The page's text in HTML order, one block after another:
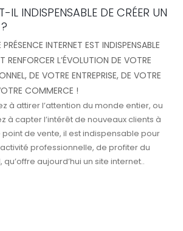
IL INDISPENSABLE DE CRÉER UN
INTERNET EST INDISPENSABLE
RENFORCER L’ÉVOLUTION DE VOTRE
DE VOTRE ENTREPRISE, DE VOTRE
COMMERCE !
à attirer l’attention du monde entier, ou
à capter l’intérêt de nouveaux clients à
de vente, il est indispensable pour
professionnelle, de profiter du
aujourd’hui un site internet..